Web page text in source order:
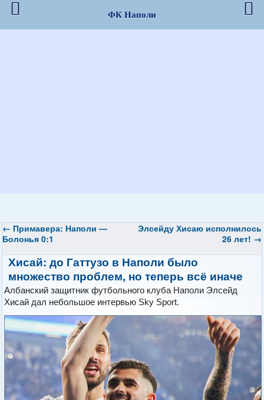
← Примавера: Наполи —
Болонья 0:1
Элсейду Хисаю исполнилось
26 лет! →
Хисай: до Гаттузо в Наполи было
множество проблем, но теперь всё иначе
Албанский защитник футбольного клуба Наполи Элсейд
Хисай дал небольшое интервью Sky Sport.
ФК Наполи